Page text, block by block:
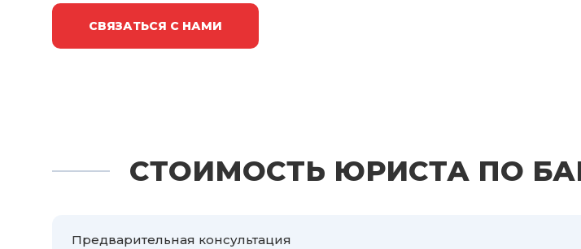
СВЯЗАТЬСЯ С НАМИ
СТОИМОСТЬ ЮРИСТА ПО
Предварительная консультация